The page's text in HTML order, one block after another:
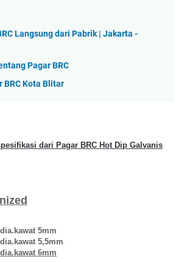
Langsung dari Pabrik | Jakarta -
Pagar BRC
BRC Kota Blitar
dari Pagar BRC Hot Dip Galvanis
5mm
5,5mm
6mm